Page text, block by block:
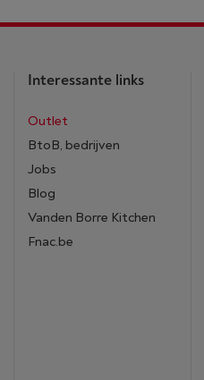
Interessante links
Outlet
BtoB, bedrijven
Jobs
Blog
Vanden Borre Kitchen
Fnac.be